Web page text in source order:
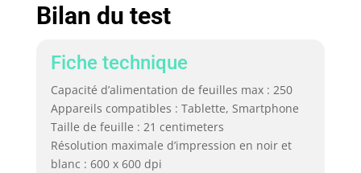
Bilan du test
Fiche technique
Capacité d’alimentation de feuilles max : 250
Appareils compatibles : Tablette, Smartphone
Taille de feuille : 21 centimeters
Résolution maximale d’impression en noir et
blanc : 600 x 600 dpi